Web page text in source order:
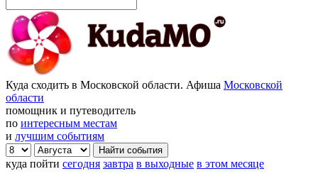
Куда сходить в Московской области. Афиша Московской
области
помощник и путеводитель
по интересным местам
и лучшим событиям
куда пойти сегодня завтра в выходные в этом месяце